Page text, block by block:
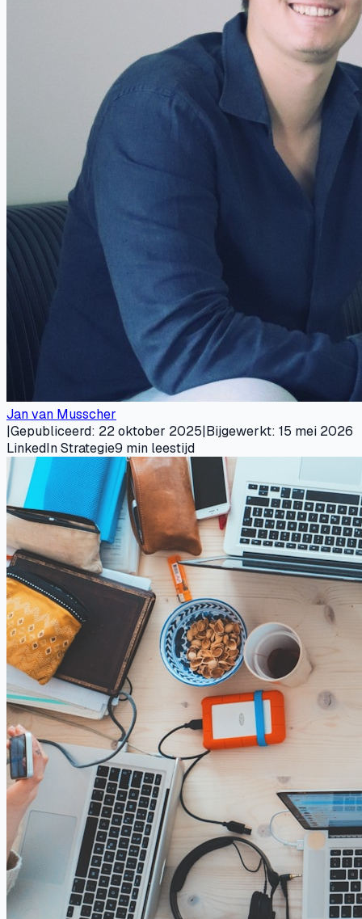
Jan van Musscher
|Gepubliceerd: 22 oktober 2025|Bijgewerkt: 15 mei 2026
LinkedIn Strategie9 min leestijd